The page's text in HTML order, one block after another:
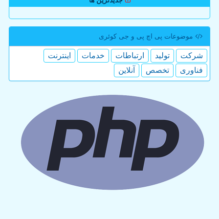
موضوعات پی اچ پی و جی كوئری
شركت تولید ارتباطات خدمات
اینترنت
فناوری
تخصص آنلاین